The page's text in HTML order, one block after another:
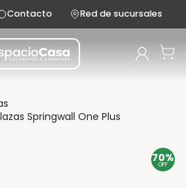
Contacto Red de sucursales
Springwall One Plus
70%
OFF